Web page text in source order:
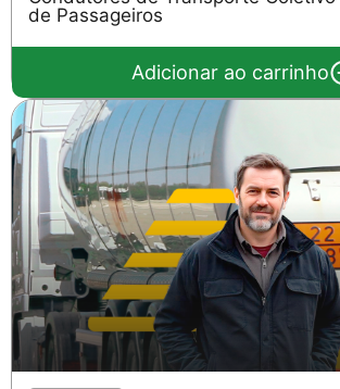
de Passageiros
Adicionar ao carrinho